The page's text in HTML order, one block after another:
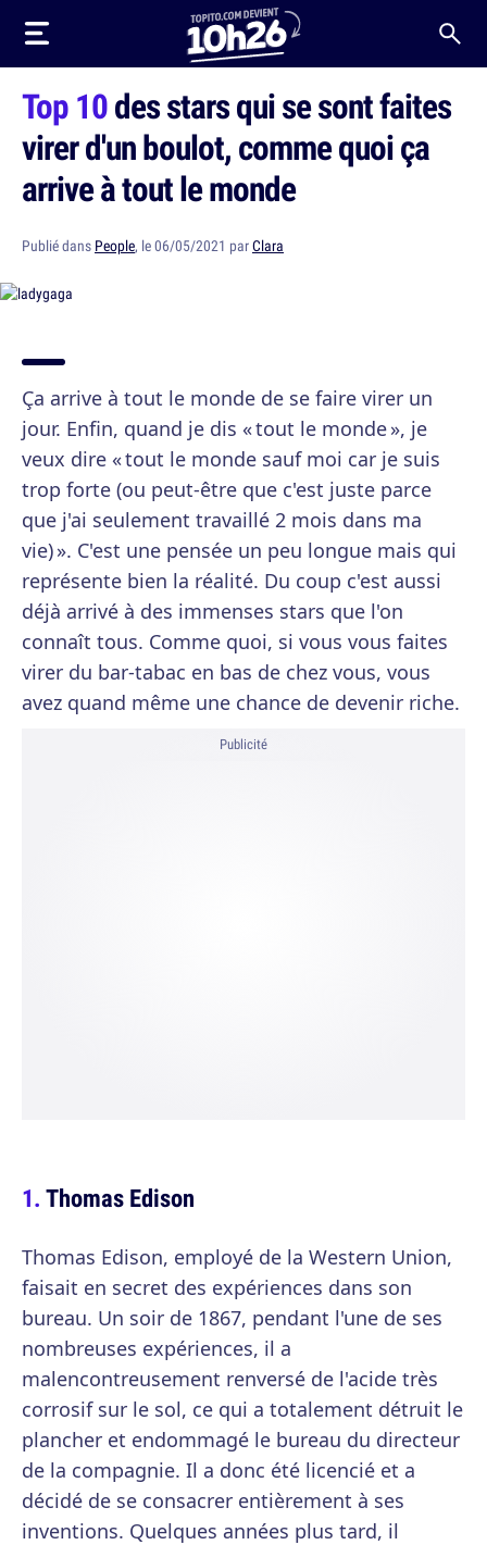
Top 10des stars qui se sont faites
virer d'un boulot, comme quoi ça
arrive à tout le monde
Publié dans People, le 06/05/2021 parClara
Ça arrive à tout le monde de se faire virer un
jour. Enfin, quand je dis « tout le monde », je
veux dire « tout le monde sauf moi car je suis
trop forte (ou peut-être que c'est juste parce
que j'ai seulement travaillé 2 mois dans ma
vie) ». C'est une pensée un peu longue mais qui
représente bien la réalité. Du coup c'est aussi
déjà arrivé à des immenses stars que l'on
connaît tous. Comme quoi, si vous vous faites
virer du bar-tabac en bas de chez vous, vous
avez quand même une chance de devenir riche.
Publicité
Thomas Edison
Thomas Edison, employé de la Western Union,
faisait en secret des expériences dans son
bureau. Un soir de 1867, pendant l'une de ses
nombreuses expériences, il a
malencontreusement renversé de l'acide très
corrosif sur le sol, ce qui a totalement détruit le
plancher et endommagé le bureau du directeur
de la compagnie. Il a donc été licencié et a
décidé de se consacrer entièrement à ses
inventions. Quelques années plus tard, il